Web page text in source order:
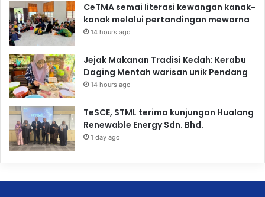
CeTMA semai literasi kewangan kanak-
kanak melalui pertandingan mewarna
14 hours ago
Jejak Makanan Tradisi Kedah: Kerabu
Daging Mentah warisan unik Pendang
14 hours ago
TeSCE, STML terima kunjungan Hualang
Renewable Energy Sdn. Bhd.
1 day ago